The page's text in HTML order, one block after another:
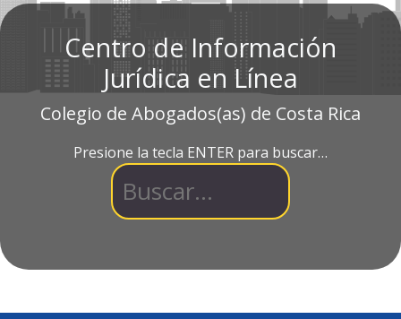
Centro de Información
Jurídica en Línea
Colegio de Abogados(as) de Costa Rica
Presione la tecla ENTER para buscar…